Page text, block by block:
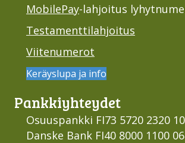
MobilePay-lahjoitus
Testamenttilahjoitus
Viitenumerot
Keräyslupa ja info
Pankki­yhteydet
Osuuspankki FI73 5720 2320
Danske Bank FI40 8000 1100